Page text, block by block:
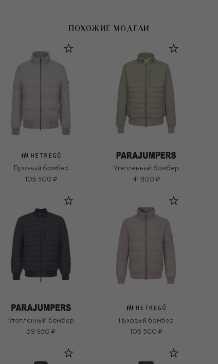
ПОХОЖИЕ МОДЕЛИ
Пуховый бомбер
106 500 ₽
Утепленный бомбер
41 800 ₽
Утепленный бомбер
59 950 ₽
Пуховый бомбер
106 500 ₽